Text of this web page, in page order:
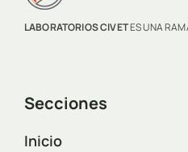
LABORATORIOS CIVETES UNA
Secciones
Inicio